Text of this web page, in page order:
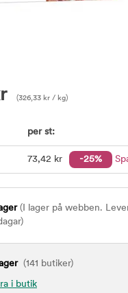
(326,33 kr / kg)
per st:
73,42 kr -25%
(I lager på webben.
(141 butiker)
i butik